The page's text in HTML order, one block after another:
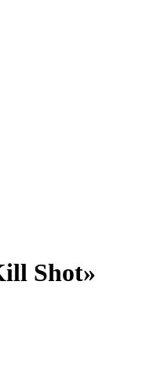
Shot»